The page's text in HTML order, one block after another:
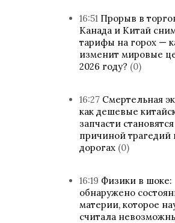
16:51 Прорыв в
Канада и Китай
тарифы на горох —
изменит мировые
2026 году? (0)
16:27 Смертельная
как дешевые
запчасти становятся
причиной трагедий
дорогах (0)
16:19 Физики в шоке:
обнаружено
материи, которое
считала